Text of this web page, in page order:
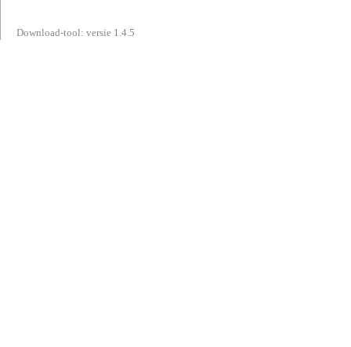
Download-tool: versie 1.4.5